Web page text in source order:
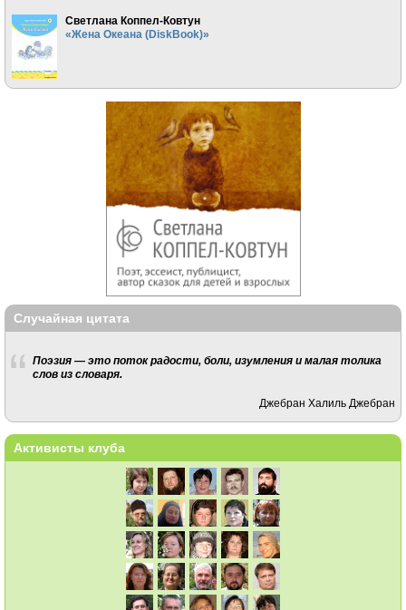
Светлана Коппел-Ковтун
«Жена Океана (DiskBook)»
Случайная цитата
Поэзия — это поток радости, боли, изумления и малая толика
слов из словаря.
Джебран Халиль Джебран
Активисты клуба